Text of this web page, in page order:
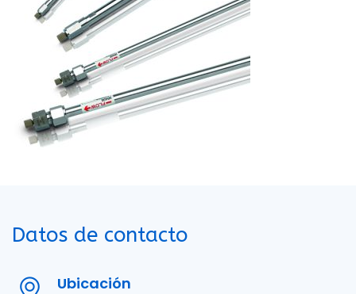
Datos de contacto
Ubicación